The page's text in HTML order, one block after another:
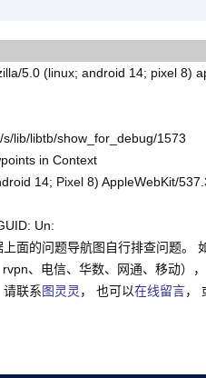
5.0 (linux; android 14; pixel 8)
lib/libtb/show_for_debug/1573
in Context
14; Pixel 8) AppleWebKit/
Un:
面的问题导航图自行排查问题。
、电信、华数、网通、移动）
联系图灵灵 ， 也可以在线留言，